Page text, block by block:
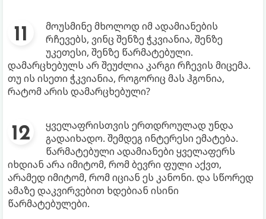
მოუსმინე მხოლოდ იმ ადამიანების
რჩევებს, ვინც შენზე ჭკვიანია, შენზე
უკეთესი, შენზე წარმატებული.
დამარცხებულს არ შეუძლია კარგი რჩევის მიცემა.
თუ ის ისეთი ჭკვიანია, როგორიც მას ჰგონია,
რატომ არის დამარცხებული?
ყველაფრისთვის ერთდროულად უნდა
გადაიხადო. შემდეგ ინტერესი ემატება.
წარმატებული ადამიანები ყველაფერს
იხდიან არა იმიტომ, რომ ბევრი ფული აქვთ,
არამედ იმიტომ, რომ იციან ეს კანონი. და სწორედ
ამაზე დაკვირვებით ხდებიან ისინი
წარმატებულები.